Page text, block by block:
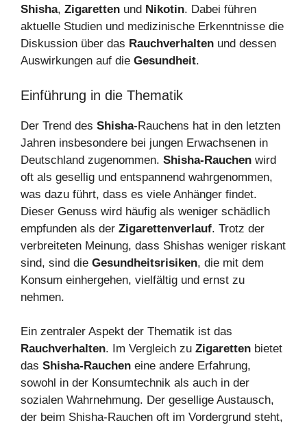
Shisha, Zigaretten und Nikotin. Dabei führen
aktuelle Studien und medizinische Erkenntnisse die
Diskussion über das Rauchverhalten und dessen
Auswirkungen auf die Gesundheit.
Einführung in die Thematik
Der Trend des Shisha-Rauchens hat in den letzten
Jahren insbesondere bei jungen Erwachsenen in
Deutschland zugenommen. Shisha-Rauchen wird
oft als gesellig und entspannend wahrgenommen,
was dazu führt, dass es viele Anhänger findet.
Dieser Genuss wird häufig als weniger schädlich
empfunden als der Zigarettenverlauf. Trotz der
verbreiteten Meinung, dass Shishas weniger riskant
sind, sind die Gesundheitsrisiken, die mit dem
Konsum einhergehen, vielfältig und ernst zu
nehmen.
Ein zentraler Aspekt der Thematik ist das
Rauchverhalten. Im Vergleich zu Zigaretten bietet
das Shisha-Rauchen eine andere Erfahrung,
sowohl in der Konsumtechnik als auch in der
sozialen Wahrnehmung. Der gesellige Austausch,
der beim Shisha-Rauchen oft im Vordergrund steht,